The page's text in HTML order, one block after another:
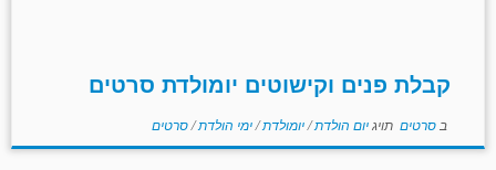
קבלת פנים וקישוטים יומולדת סרטים
ב סרטים תויגיום הולדת/יומולדת/ימי הולדת/סרטים